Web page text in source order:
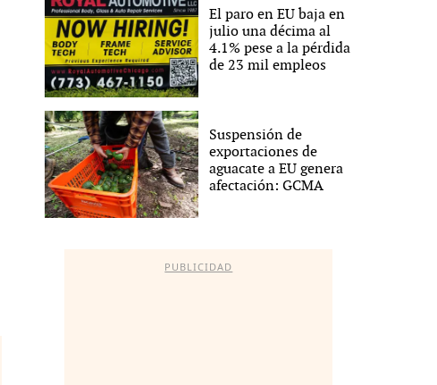
El paro en EU baja en
julio una décima al
4.1% pese a la pérdida
de 23 mil empleos
Suspensión de
exportaciones de
aguacate a EU genera
afectación: GCMA
PUBLICIDAD